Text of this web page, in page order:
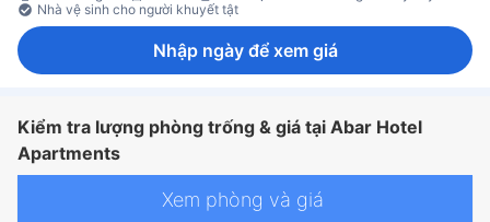
Nhà vệ sinh cho người khuyết tật
Nhập ngày để xem giá
Kiểm tra lượng phòng trống & giá tại Abar Hotel
Apartments
Xem phòng và giá